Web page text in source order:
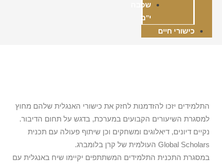
שכבה
י”ב
כישורי חיים
התלמידים יזכו להזדמנות לחזק את כישורי האנגלית שלהם מחוץ
למסגרת השיעורים הקבועים במערכת, בדגש על תחום הדיבור.
נקיים דיונים, דיאלוגים ומשחקים וכן שיתוף פעולה עם תכנית
Global Scholars העולמית של קרן בלומברג.
במסגרת התכנית התלמידים המשתתפים יקיימו שיח באנגלית עם